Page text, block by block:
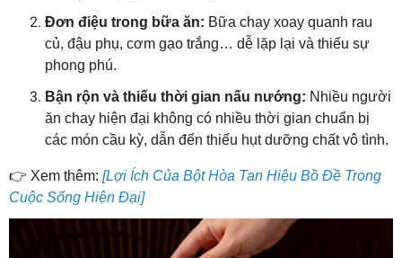
Đơn điệu trong bữa ăn: Bữa chay xoay quanh rau
củ, đậu phụ, cơm gạo trắng… dễ lặp lại và thiếu sự
phong phú.
Bận rộn và thiếu thời gian nấu nướng: Nhiều người
ăn chay hiện đại không có nhiều thời gian chuẩn bị
các món cầu kỳ, dẫn đến thiếu hụt dưỡng chất vô tình.
👉 Xem thêm: [Lợi Ích Của Bột Hòa Tan Hiệu Bồ Đề Trong
Cuộc Sống Hiện Đại]